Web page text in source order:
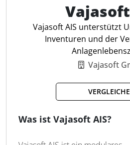
Echzeit-Dashboard
360°-Inventarübersicht
Smarte Etiketten & Scanner
Berichterstellung
Dokumentenhinterlegung
Zentrale Inventarverwaltung
RFID-Technologie-Integration
Automatisierte
Vajasoft AIS unterstützt
Inventuren und der
Vajasoft
Was ist Vajasoft AIS?